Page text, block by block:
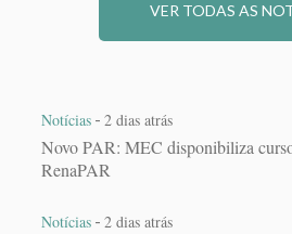
VER TODAS AS
Notícias - 2 dias atrás
Novo PAR: MEC disponibiliza
RenaPAR
Notícias - 2 dias atrás